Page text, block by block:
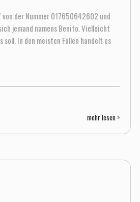
der Nummer 017650642602 und
jemand namens Benito. Vielleicht
soll. In den meisten Fällen handelt es
mehr lesen >